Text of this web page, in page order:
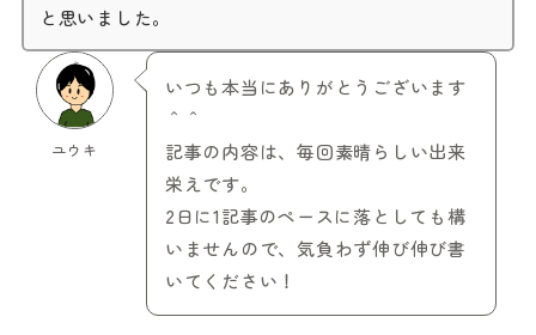
と思いました。
ユウキ
いつも本当にありがとうございます
＾＾
記事の内容は、毎回素晴らしい出来
栄えです。
2日に1記事のペースに落としても構
いませんので、気負わず伸び伸び書
いてください！